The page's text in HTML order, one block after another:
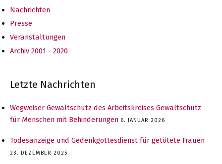
HERBST
Nachrichten
Presse
Veranstaltungen
Archiv 2001 - 2020
Letzte Nachrichten
Wegweiser Gewaltschutz des Arbeitskreises Gewaltschutz
für Menschen mit Behinderungen 6. JANUAR 2026
Todesanzeige und Gedenkgottesdienst für getötete Frauen
23. DEZEMBER 2025